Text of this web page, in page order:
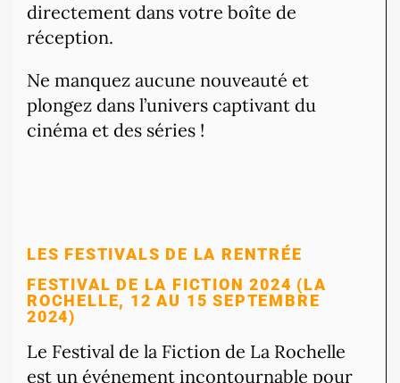
directement dans votre boîte de
réception.
Ne manquez aucune nouveauté et
plongez dans l’univers captivant du
cinéma et des séries !
LES FESTIVALS DE LA RENTRÉE
FESTIVAL DE LA FICTION 2024 (LA
ROCHELLE, 12 AU 15 SEPTEMBRE
2024)
Le Festival de la Fiction de La Rochelle
est un événement incontournable pour